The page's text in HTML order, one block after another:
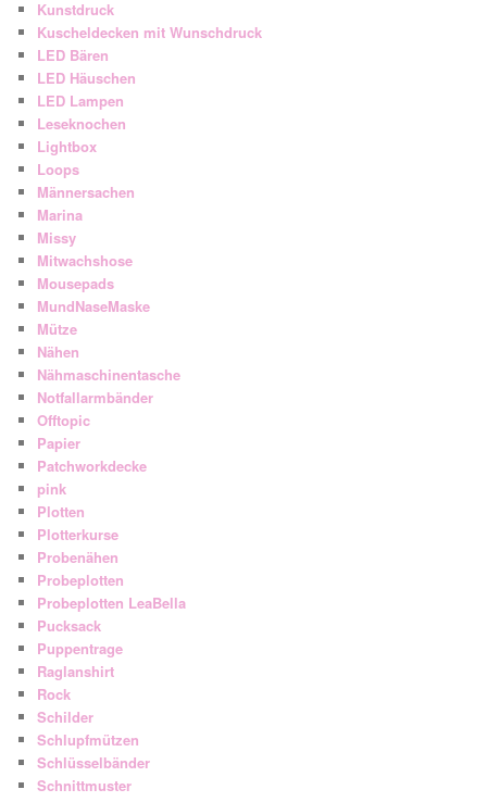
Kunstdruck
Kuscheldecken mit Wunschdruck
LED Bären
LED Häuschen
LED Lampen
Leseknochen
Lightbox
Loops
Männersachen
Marina
Missy
Mitwachshose
Mousepads
MundNaseMaske
Mütze
Nähen
Nähmaschinentasche
Notfallarmbänder
Offtopic
Papier
Patchworkdecke
pink
Plotten
Plotterkurse
Probenähen
Probeplotten
Probeplotten LeaBella
Pucksack
Puppentrage
Raglanshirt
Rock
Schilder
Schlupfmützen
Schlüsselbänder
Schnittmuster